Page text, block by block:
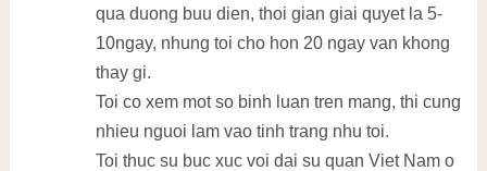
qua duong buu dien, thoi gian giai quyet la 5-
10ngay, nhung toi cho hon 20 ngay van khong
thay gi.
Toi co xem mot so binh luan tren mang, thi cung
nhieu nguoi lam vao tinh trang nhu toi.
Toi thuc su buc xuc voi dai su quan Viet Nam o